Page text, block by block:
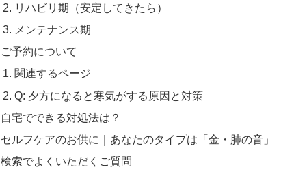
リハビリ期（安定してきたら）
メンテナンス期
ご予約について
関連するページ
Q: 夕方になると寒気がする原因と対策
自宅でできる対処法は？
セルフケアのお供に｜あなたのタイプは「金・肺の音」
検索でよくいただくご質問